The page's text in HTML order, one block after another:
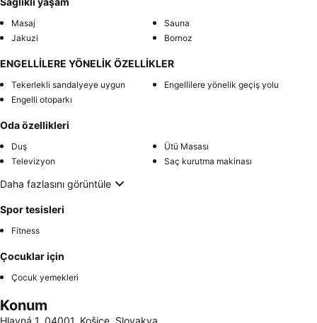
Masaj
Sauna
Jakuzi
Bornoz
ENGELLİLERE YÖNELİK ÖZELLİKLER
Tekerlekli sandalyeye uygun
Engellilere yönelik geçiş yolu
Engelli otoparkı
Oda özellikleri
Duş
Ütü Masası
Televizyon
Saç kurutma makinası
Daha fazlasını görüntüle
Spor tesisleri
Fitness
Çocuklar için
Çocuk yemekleri
Konum